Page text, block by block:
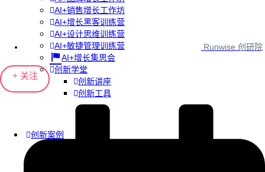
AI+销售增长工作坊
AI+增长黑客训练营
AI+设计思维训练营
AI+敏捷管理训练营
AI+增长集思会
创新学堂
创新讲座
创新工具
创新案例
Runwise 创研院
+ 关注